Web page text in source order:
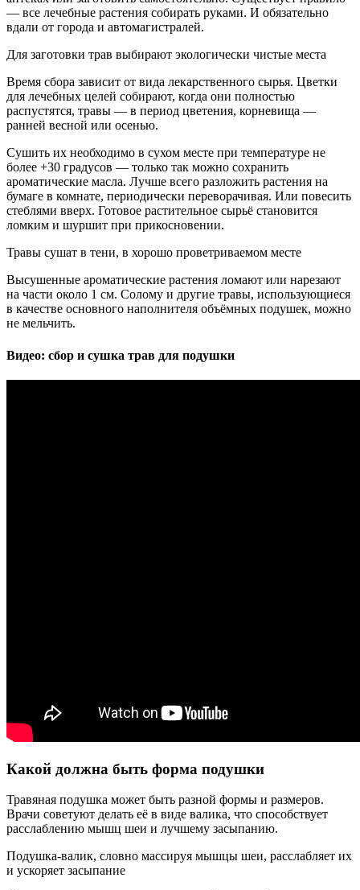
— все лечебные растения собирать руками. И обязательно
вдали от города и автомагистралей.
Для заготовки трав выбирают экологически чистые места
Время сбора зависит от вида лекарственного сырья. Цветки
для лечебных целей собирают, когда они полностью
распустятся, травы — в период цветения, корневища —
ранней весной или осенью.
Сушить их необходимо в сухом месте при температуре не
более +30 градусов — только так можно сохранить
ароматические масла. Лучше всего разложить растения на
бумаге в комнате, периодически переворачивая. Или повесить
стеблями вверх. Готовое растительное сырьё становится
ломким и шуршит при прикосновении.
Травы сушат в тени, в хорошо проветриваемом месте
Высушенные ароматические растения ломают или нарезают
на части около 1 см. Солому и другие травы, использующиеся
в качестве основного наполнителя объёмных подушек, можно
не мельчить.
Видео: сбор и сушка трав для подушки
Какой должна быть форма подушки
Травяная подушка может быть разной формы и размеров.
Врачи советуют делать её в виде валика, что способствует
расслаблению мышц шеи и лучшему засыпанию.
Подушка-валик, словно массируя мышцы шеи, расслабляет их
и ускоряет засыпание